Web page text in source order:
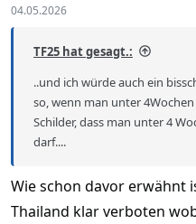
04.05.2026
TF25 hat gesagt.:
..und ich würde auch ein
so, wenn man unter
Schilder, dass man unter 4
darf....
Wie schon davor erwähnt
Thailand klar verboten